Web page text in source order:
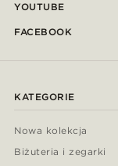
YOUTUBE
FACEBOOK
KATEGORIE
Nowa kolekcja
Biżuteria i zegarki